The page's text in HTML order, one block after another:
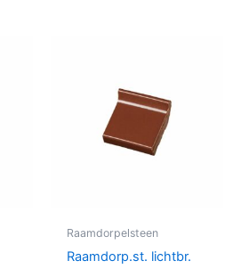
Raamdorpelsteen
Raamdorp.st. lichtbr.